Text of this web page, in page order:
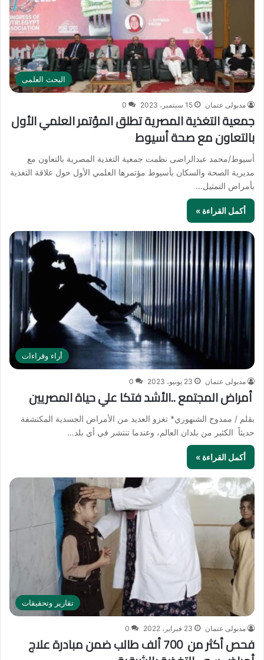
البحث العلمى
مدبولى عتمان 15 سبتمبر، 2023 0
جمعية التغذية المصرية تطلق المؤتمر العلمي الأول
بالتعاون مع صحة أسيوط
أسيوط/محمد عبدالراضى نظمت جمعية التغذية المصرية بالتعاون مع
مديرية الصحة والسكان بأسيوط مؤتمرها العلمي الأول حول علاقة التغذية
بأمراض التمثيل…
أكمل القراءة »
أراء وقراءات
مدبولى عتمان 23 يونيو، 2023 0
أمراض المجتمع ..الأشد فتكا علي حياة المصريين
بقلم / ممدوح الشنهوري* تغزو العديد من الأمراض الجسدية المكتشفة
حديثاً الكثير من بلدان العالم، وعندما تنتشر في أي بلد…
أكمل القراءة »
تقارير وتحقيقات
مدبولى عتمان 23 فبراير، 2022 0
فحص أكثر من 700 ألف طالب ضمن مبادرة علاج